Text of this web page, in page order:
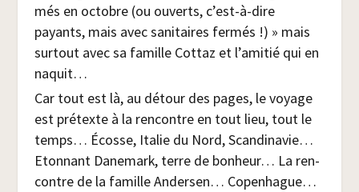
més en octobre (ou ouverts, c’est-à-dire
payants, mais avec sani­taires fer­més !) » mais
sur­tout avec sa famille Cot­taz et l’amitié qui en
naquit…
Car tout est là, au détour des pages, le voyage
est pré­texte à la ren­contre en tout lieu, tout le
temps… Écosse, Ita­lie du Nord, Scan­di­na­vie…
Eton­nant Dane­mark, terre de bon­heur… La ren­
contre de la famille Ander­sen… Copen­hague…